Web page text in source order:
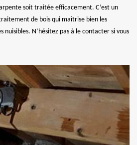
soit traitée efficacement. C’est un
de bois qui maîtrise bien les
nuisibles. N’hésitez pas à le contacter si vous